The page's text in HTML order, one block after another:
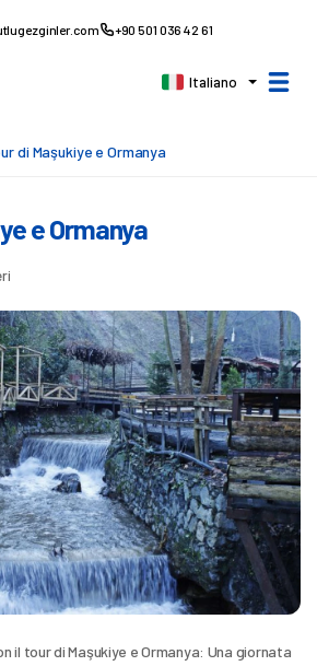
+90 501 036 42 61
Italiano
di Maşukiye e Ormanya
e Ormanya
il tour di Maşukiye e Ormanya: Una giornata